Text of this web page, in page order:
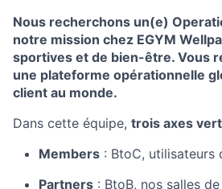
Nous recherchons un(e)
notre mission chez EGYM
sportives et de bien-être. Vous
une plateforme opérationnelle
client au monde.
Dans cette équipe, trois axes
Members : BtoC, utilisateurs
Partners : BtoB, nos salles